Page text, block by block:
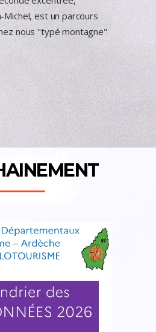
Michel, est un parcours
nous "typé montagne"